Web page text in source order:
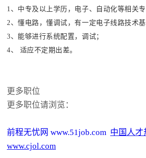
1、中专及以上学历，电子、自动化等相关专
2、懂电路，懂调试，有一定电子线路技术基
3、能够进行系统配置，调试；
4、 适应不定期出差。
更多职位
更多职位请浏览：
前程无忧网 www.51job.com 中国人才
www.cjol.com